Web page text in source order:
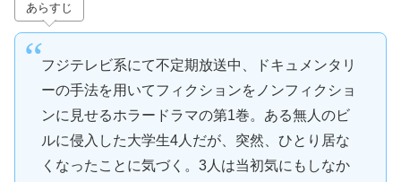
あらすじ
フジテレビ系にて不定期放送中、ドキュメンタリ
ーの手法を用いてフィクションをノンフィクショ
ンに見せるホラードラマの第1巻。ある無人のビ
ルに侵入した大学生4人だが、突然、ひとり居な
くなったことに気づく。3人は当初気にもしなか